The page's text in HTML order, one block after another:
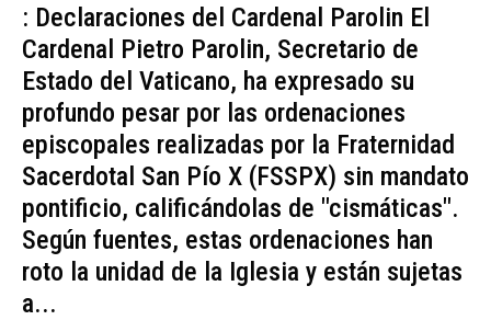
: Declaraciones del Cardenal Parolin El
Cardenal Pietro Parolin, Secretario de
Estado del Vaticano, ha expresado su
profundo pesar por las ordenaciones
episcopales realizadas por la Fraternidad
Sacerdotal San Pío X (FSSPX) sin mandato
pontificio, calificándolas de "cismáticas".
Según fuentes, estas ordenaciones han
roto la unidad de la Iglesia y están sujetas
a...